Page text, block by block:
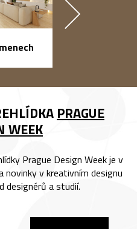
PRAGUE
WEEK
Prague Design Week je v
v kreativním designu
designérů a studií.